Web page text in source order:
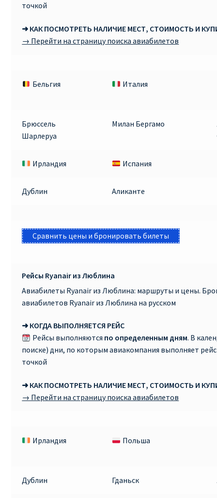
точкой
➜ КАК ПОСМОТРЕТЬ НАЛИЧИЕ МЕСТ, СТОИМОСТЬ И
→ Перейти на страницу поиска авиабилетов
Бельгия
Италия
Брюссель
Шарлеруа
Милан Бергамо
Ирландия Испания
Дублин Аликанте
Сравнить цены и бронировать билеты
Рейсы Ryanair из Люблина
Авиабилеты Ryanair из Люблина: маршруты и цены.
авиабилетов Ryanair из Люблина на русском
➜ КОГДА ВЫПОЛНЯЕТСЯ РЕЙС
Рейсы выполняются по определенным дням. В
поиске) дни, по которым авиакомпания выполняет
точкой
➜ КАК ПОСМОТРЕТЬ НАЛИЧИЕ МЕСТ, СТОИМОСТЬ И
→ Перейти на страницу поиска авиабилетов
Ирландия
Польша
Дублин Гданьск